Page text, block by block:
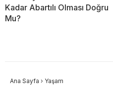
Kadar Abartılı Olması Doğru
Mu?
Ana Sayfa › Yaşam